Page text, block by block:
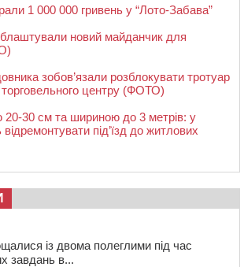
1 000 000 гривень у “Лото-Забава”
новий майданчик для
зобов’язали розблокувати тротуар
торговельного центру (ФОТО)
20-30 см та шириною до 3 метрів: у
під’їзд до житлових
із двома полеглими під час
завдань в...